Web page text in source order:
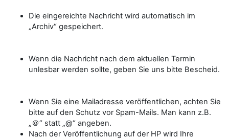
Die eingereichte Nachricht wird automatisch im
„Archiv“ gespeichert.
Wenn die Nachricht nach dem aktuellen Termin
unlesbar werden sollte, geben Sie uns bitte Bescheid.
Wenn Sie eine Mailadresse veröffentlichen, achten Sie
bitte auf den Schutz vor Spam-Mails. Man kann z.B.
„＠“ statt „@“ angeben.
Nach der Veröffentlichung auf der HP wird Ihre